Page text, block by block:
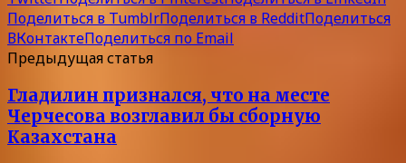
Поделиться в TumblrПоделиться в RedditПоделиться
ВКонтактеПоделиться по Email
Предыдущая статья
Гладилин признался, что на месте
Черчесова возглавил бы сборную
Казахстана